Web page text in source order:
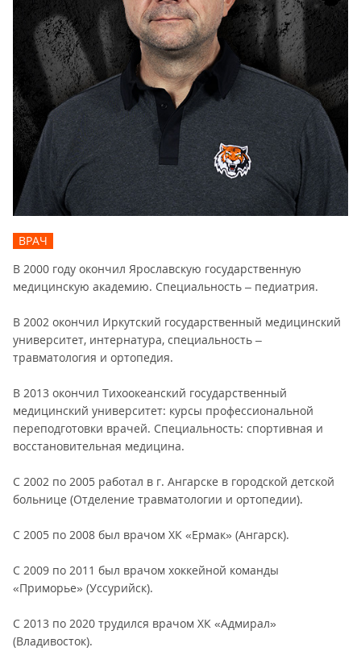
ВРАЧ
В 2000 году окончил Ярославскую государственную
медицинскую академию. Специальность – педиатрия.
В 2002 окончил Иркутский государственный медицинский
университет, интернатура, специальность –
травматология и ортопедия.
В 2013 окончил Тихоокеанский государственный
медицинский университет: курсы профессиональной
переподготовки врачей. Специальность: спортивная и
восстановительная медицина.
С 2002 по 2005 работал в г. Ангарске в городской детской
больнице (Отделение травматологии и ортопедии).
С 2005 по 2008 был врачом ХК «Ермак» (Ангарск).
С 2009 по 2011 был врачом хоккейной команды
«Приморье» (Уссурийск).
С 2013 по 2020 трудился врачом ХК «Адмирал»
(Владивосток).